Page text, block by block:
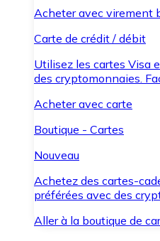
Acheter avec virement
Carte de crédit / débit
Utilisez les cartes Visa
des cryptomonnaies.
Acheter avec carte
Boutique - Cartes
Nouveau
Achetez des cartes-
préférées avec des
Aller à la boutique de